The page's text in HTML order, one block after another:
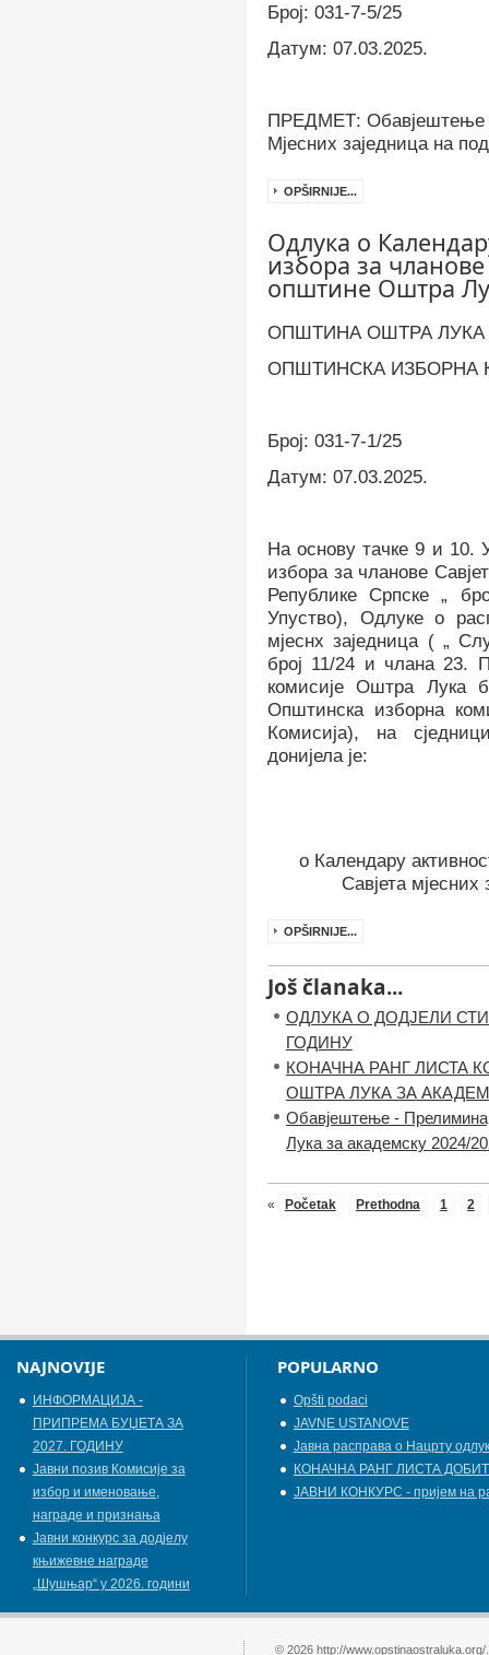
Број: 031-7-5/25
Датум: 07.03.2025.
ПРЕДМЕТ: Обавјештење
Мјесних заједница на
OPŠIRNIJE...
Одлука o
избора за чланове
општине Оштра
ОПШТИНА ОШТРА ЛУКА
ОПШТИНСКА ИЗБОРНА
Број: 031-7-1/25
Датум: 07.03.2025.
На основу тачке 9 и 10.
избора за чланове
Републике Српске „
Упуство), Одлуке о
мјеснх заједница ( „
број 11/24 и члана 23.
комисије Оштра Лука
Општинска изборна
Комисија), на
донијела је:
о Календару
Савјета мјесних
OPŠIRNIJE...
Još članaka...
ОДЛУКА О ДОДЈЕЛИ
ГОДИНУ
КОНАЧНА РАНГ ЛИСТА
ОШТРА ЛУКА ЗА
Обавјештење -
Лука за академску 2024/
« Početak Prethodna 1 2
NAJNOVIJE
ИНФОРМАЦИЈА -
ПРИПРЕМА БУЏЕТА ЗА
2027. ГОДИНУ
Jавни позив Комисије за
избор и именовање,
награде и признања
Јавни конкурс за додјелу
књижевнe наградe
„Шушњар“ у 2026. години
POPULARNO
Opšti podaci
JAVNE USTANOVE
Јавна расправа о Нацрту
КОНАЧНА РАНГ ЛИСТА
ЈАВНИ КОНКУРС - пријем на
© 2026 http://